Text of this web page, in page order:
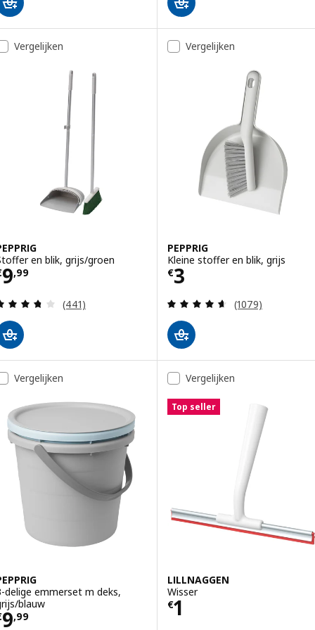
Vergelijken
en blik, grijs/groen
9,99 € 9,99
Beoordeling: 3.7 van 5 sterren. Totaal
(441)
Vergelijken
PEPPRIG
Kleine stoffer en blik, grijs
€3
Prijs € 3
Beoordeling:
(1079)
Vergelijken
delige emmerset m deks,
blauw
9,99 € 9,99
Vergelijken
Top seller
LILLNAGGEN
Wisser
€1
Prijs € 1